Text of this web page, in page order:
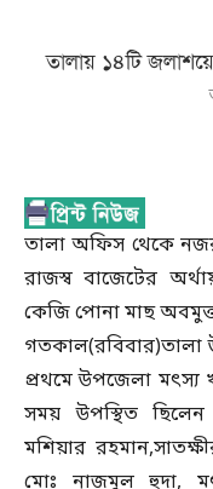
তালায় ১৪টি
তালা অফিস থেকে
রাজস্ব বাজেটের
কেজি পোনা মাছ
গতকাল(রবিবার)তালা
প্রথমে উপজেলা মৎস্য
সময় উপস্থিত
মশিয়ার
মোঃ নাজমুল হুদা,